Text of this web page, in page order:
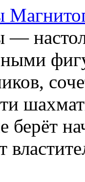
берёт